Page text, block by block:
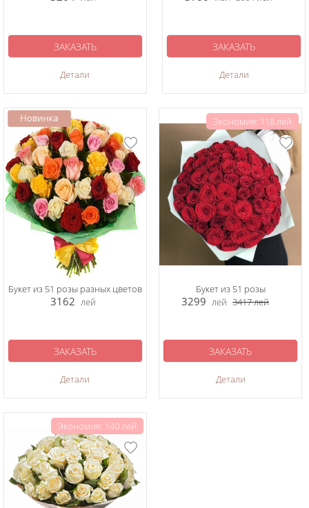
Детали
ЗАКАЗАТЬ
Детали
ЗАКАЗАТЬ
Букет из 51 розы разных цветов
3162 лей
Детали
ЗАКАЗАТЬ
Экономия: 118 лей
Букет из 51 розы
3299 лей 3417лей
Детали
ЗАКАЗАТЬ
Экономия: 140 лей